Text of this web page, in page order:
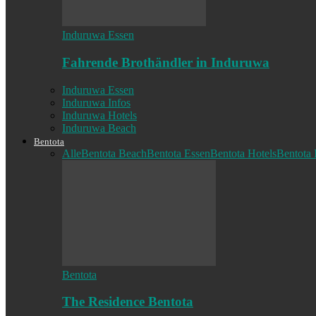
Induruwa Essen
Fahrende Brothändler in Induruwa
Induruwa Essen
Induruwa Infos
Induruwa Hotels
Induruwa Beach
Bentota
AlleBentota BeachBentota EssenBentota HotelsBentota
Bentota
The Residence Bentota